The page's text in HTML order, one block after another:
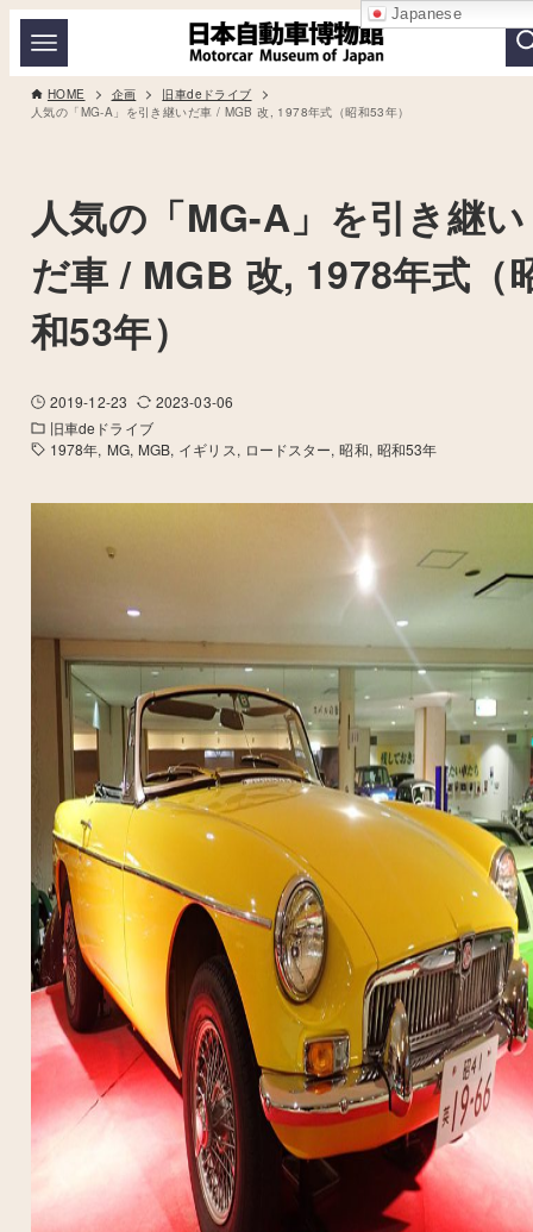
HOME 企画
旧車deドライブ
人気の「MG-A」を引き継いだ車 / MGB 改, 1978年式（昭和53年）
人気の「MG-A」を引き継い
だ車 / MGB 改, 1978年式（
和53年）
2019-12-23
2023-03-06
旧車deドライブ
1978年 MG MGB イギリス ロードスター 昭和 昭和53年
Japanese